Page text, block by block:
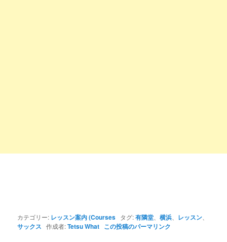
カテゴリー: レッスン案内 (Courses タグ:有隣堂 、横浜 レッスン
サックス 作成者:Tetsu What この投稿のパーマリンク